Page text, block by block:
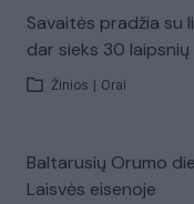
Savaitės pradžia su
dar sieks 30 laipsnių
Žinios Orai
Baltarusių Orumo
Laisvės eisenoje